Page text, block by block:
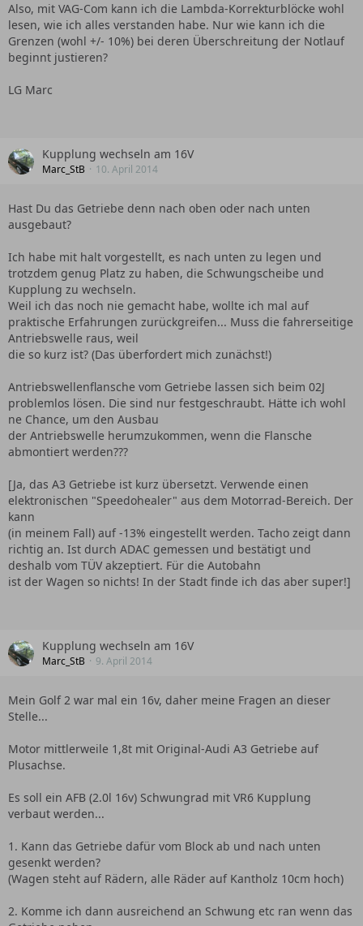
Also, mit VAG-Com kann ich die Lambda-Korrekturblöcke wohl
lesen, wie ich alles verstanden habe. Nur wie kann ich die
Grenzen (wohl +/- 10%) bei deren Überschreitung der Notlauf
beginnt justieren?
LG Marc
Kupplung wechseln am 16V
Marc_StB 10. April 2014
Hast Du das Getriebe denn nach oben oder nach unten
ausgebaut?
Ich habe mit halt vorgestellt, es nach unten zu legen und
trotzdem genug Platz zu haben, die Schwungscheibe und
Kupplung zu wechseln.
Weil ich das noch nie gemacht habe, wollte ich mal auf
praktische Erfahrungen zurückgreifen... Muss die fahrerseitige
Antriebswelle raus, weil
die so kurz ist? (Das überfordert mich zunächst!)
Antriebswellenflansche vom Getriebe lassen sich beim 02J
problemlos lösen. Die sind nur festgeschraubt. Hätte ich wohl
ne Chance, um den Ausbau
der Antriebswelle herumzukommen, wenn die Flansche
abmontiert werden???
[Ja, das A3 Getriebe ist kurz übersetzt. Verwende einen
elektronischen "Speedohealer" aus dem Motorrad-Bereich. Der
kann
(in meinem Fall) auf -13% eingestellt werden. Tacho zeigt dann
richtig an. Ist durch ADAC gemessen und bestätigt und
deshalb vom TÜV akzeptiert. Für die Autobahn
ist der Wagen so nichts! In der Stadt finde ich das aber super!]
Kupplung wechseln am 16V
Marc_StB 9. April 2014
Mein Golf 2 war mal ein 16v, daher meine Fragen an dieser
Stelle...
Motor mittlerweile 1,8t mit Original-Audi A3 Getriebe auf
Plusachse.
Es soll ein AFB (2.0l 16v) Schwungrad mit VR6 Kupplung
verbaut werden...
1. Kann das Getriebe dafür vom Block ab und nach unten
gesenkt werden?
(Wagen steht auf Rädern, alle Räder auf Kantholz 10cm hoch)
2. Komme ich dann ausreichend an Schwung etc ran wenn das